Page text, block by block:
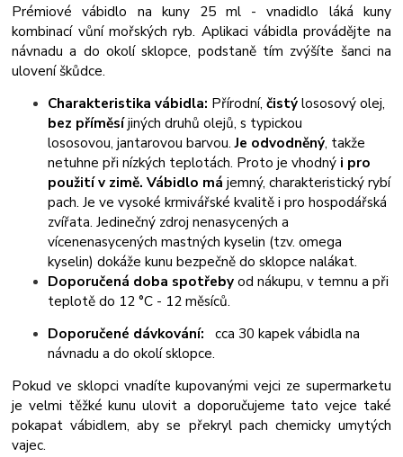
Prémiové vábidlo na kuny 25 ml - vnadidlo láká kuny
kombinací vůní mořských ryb. Aplikaci vábidla provádějte na
návnadu a do okolí sklopce, podstaně tím zvýšíte šanci na
ulovení škůdce.
Charakteristika vábidla: Přírodní,čistýlososový olej,
bez příměsíjiných druhů olejů, s typickou
lososovou, jantarovou barvou.Je odvodněný, takže
netuhne při nízkých teplotách. Proto je vhodný i pro
použití v zimě. Vábidlo má jemný, charakteristický rybí
pach. Je ve vysoké krmivářské kvalitě i pro hospodářská
zvířata. Jedinečný zdroj nenasycených a
vícenenasycených mastných kyselin (tzv. omega
kyselin) dokáže kunu bezpečně do sklopce nalákat.
Doporučená doba spotřebyod nákupu, v temnu a při
teplotě do 12 °C - 12 měsíců.
Doporučené dávkování:cca 30 kapek vábidla na
návnadu a do okolí sklopce.
Pokud ve sklopci vnadíte kupovanými vejci ze supermarketu
je velmi těžké kunu ulovit a doporučujeme tato vejce také
pokapat vábidlem, aby se překryl pach chemicky umytých
vajec.